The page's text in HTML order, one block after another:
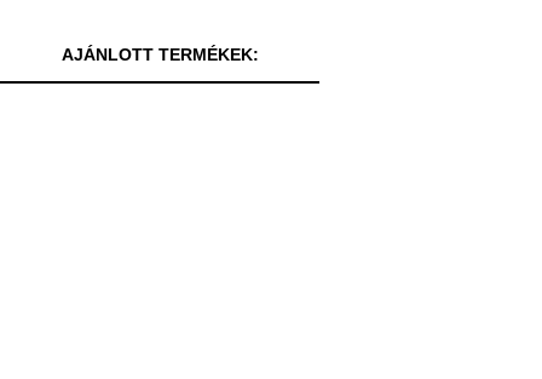
AJÁNLOTT TERMÉKEK: